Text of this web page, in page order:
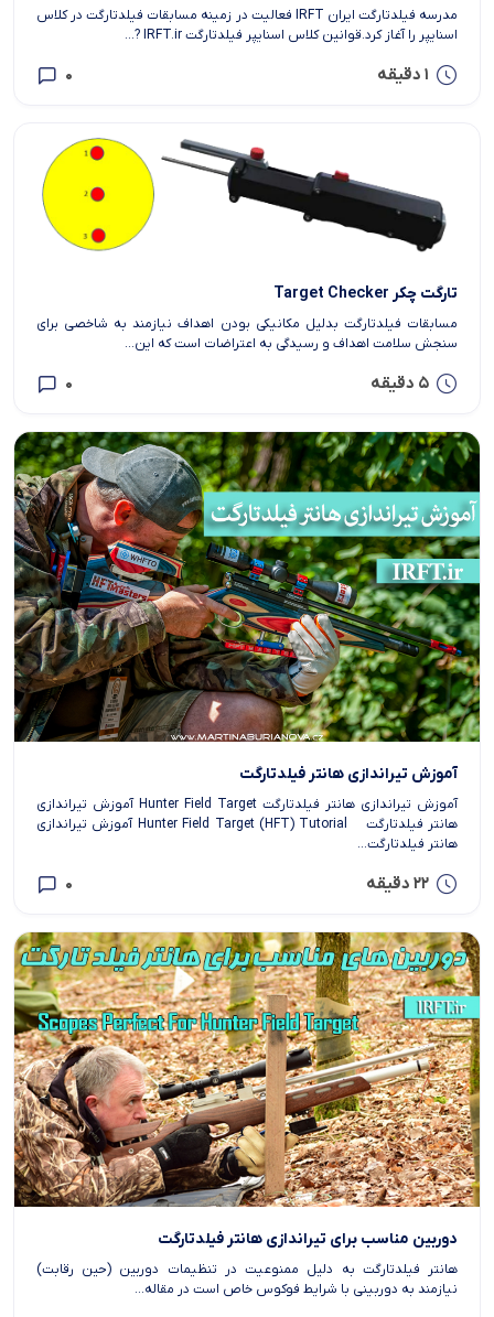
مدرسه فیلدتارگت ایران IRFT فعالیت در زمینه مسابقات فیلدتارگت در کلاس
اسنایپر را آغاز کرد.قوانین کلاس اسنایپر فیلدتارگت IRFT.ir ?...
1 دقیقه 0
تارگت چکر Target Checker
مسابقات فیلدتارگت بدلیل مکانیکی بودن اهداف نیازمند به شاخصی برای
سنجش سلامت اهداف و رسیدگی به اعتراضات است که این...
5 دقیقه 0
آموزش تیراندازی هانتر فیلدتارگت
آموزش تیراندازی هانتر فیلدتارگت Hunter Field Target آموزش تیراندازی
هانتر فیلدتارگت Hunter Field Target (HFT) Tutorial آموزش تیراندازی
هانتر فیلدتارگت...
22 دقیقه 0
دوربین مناسب برای تیراندازی هانتر فیلدتارگت
هانتر فیلدتارگت به دلیل ممنوعیت در تنظیمات دوربین (حین رقابت)
نیازمند به دوربینی با شرایط فوکوس خاص است در مقاله...